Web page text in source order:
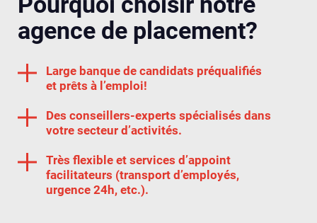
agence de placement?
Large banque de candidats préqualifiés
et prêts à l’emploi!
Des conseillers-experts spécialisés dans
votre secteur d’activités.
Très flexible et services d’appoint
facilitateurs (transport d’employés,
urgence 24h, etc.).